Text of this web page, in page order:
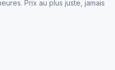
Prix au plus juste, jamais